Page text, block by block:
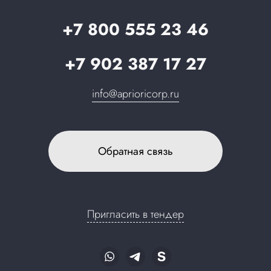
+7 800 555 23 46
+7 902 387 17 27
info@aprioricorp.ru
Обратная связь
Пригласить в тендер
Запрос в поддержку